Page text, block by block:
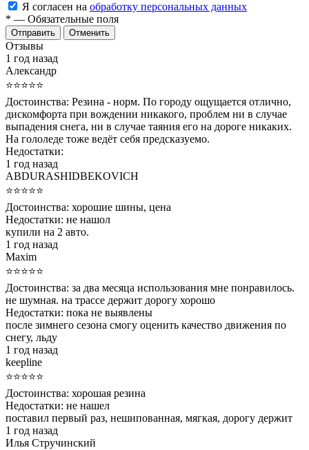
Я согласен на обработку персональных данных
* — Обязательные поля
Отменить
Отзывы
1 год назад
Александр
⭐⭐⭐⭐⭐
Достоинства: Резина - норм. По городу ощущается отлично,
дискомфорта при вождении никакого, проблем ни в случае
выпадения снега, ни в случае таяния его на дороге никаких.
На гололеде тоже ведёт себя предсказуемо.
Недостатки:
1 год назад
ABDURASHIDBEKOVICH
⭐⭐⭐⭐⭐
Достоинства: хорошие шины, цена
Недостатки: не нашол
купили на 2 авто.
1 год назад
Maxim
⭐⭐⭐⭐⭐
Достоинства: за два месяца использования мне понравилось.
не шумная. на трассе держит дорогу хорошо
Недостатки: пока не выявлены
после зимнего сезона смогу оценить качество движения по
снегу, льду
1 год назад
keepline
⭐⭐⭐⭐⭐
Достоинства: хорошая резина
Недостатки: не нашел
поставил первый раз, нешипованная, мягкая, дорогу держит
1 год назад
Илья Стручинский